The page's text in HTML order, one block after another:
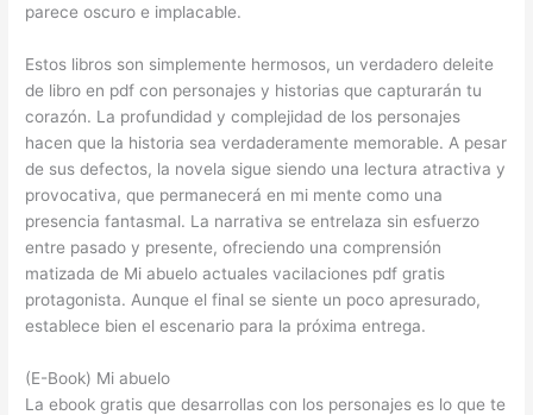
parece oscuro e implacable.
Estos libros son simplemente hermosos, un verdadero deleite
de libro en pdf con personajes y historias que capturarán tu
corazón. La profundidad y complejidad de los personajes
hacen que la historia sea verdaderamente memorable. A pesar
de sus defectos, la novela sigue siendo una lectura atractiva y
provocativa, que permanecerá en mi mente como una
presencia fantasmal. La narrativa se entrelaza sin esfuerzo
entre pasado y presente, ofreciendo una comprensión
matizada de Mi abuelo actuales vacilaciones pdf gratis
protagonista. Aunque el final se siente un poco apresurado,
establece bien el escenario para la próxima entrega.
(E-Book) Mi abuelo
La ebook gratis que desarrollas con los personajes es lo que te